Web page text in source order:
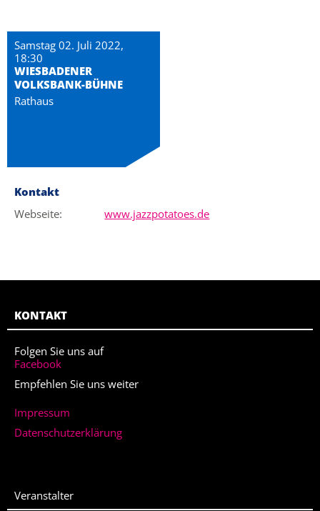
Samstag 02. Juli 2022,
18:30
WIESBADENER
VOLKSBANK-BÜHNE
Rathaus
Kontakt
Webseite:
www.jazzpotatoes.de
KONTAKT
Folgen Sie uns auf
Facebook
Empfehlen Sie uns weiter
Impressum
Datenschutzerklärung
Veranstalter